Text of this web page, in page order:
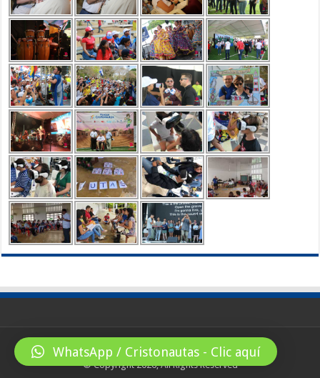
© Copyright 2026, All Rights Reserved
WhatsApp / Cristonautas - Clic aquí